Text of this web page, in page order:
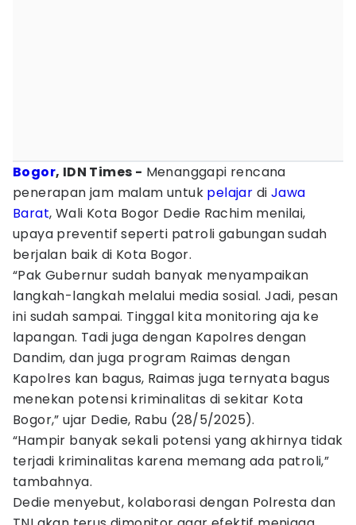
Bogor, IDN Times - Menanggapi rencana
penerapan jam malam untuk pelajar di Jawa
Barat, Wali Kota Bogor Dedie Rachim menilai,
upaya preventif seperti patroli gabungan sudah
berjalan baik di Kota Bogor.
“Pak Gubernur sudah banyak menyampaikan
langkah-langkah melalui media sosial. Jadi, pesan
ini sudah sampai. Tinggal kita monitoring aja ke
lapangan. Tadi juga dengan Kapolres dengan
Dandim, dan juga program Raimas dengan
Kapolres kan bagus, Raimas juga ternyata bagus
menekan potensi kriminalitas di sekitar Kota
Bogor,” ujar Dedie, Rabu (28/5/2025).
“Hampir banyak sekali potensi yang akhirnya tidak
terjadi kriminalitas karena memang ada patroli,”
tambahnya.
Dedie menyebut, kolaborasi dengan Polresta dan